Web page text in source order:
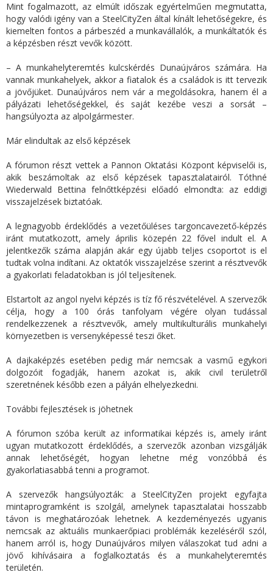
Mint fogalmazott, az elmúlt időszak egyértelműen megmutatta,
hogy valódi igény van a SteelCityZen által kínált lehetőségekre, és
kiemelten fontos a párbeszéd a munkavállalók, a munkáltatók és
a képzésben részt vevők között.
– A munkahelyteremtés kulcskérdés Dunaújváros számára. Ha
vannak munkahelyek, akkor a fiatalok és a családok is itt tervezik
a jövőjüket. Dunaújváros nem vár a megoldásokra, hanem él a
pályázati lehetőségekkel, és saját kezébe veszi a sorsát –
hangsúlyozta az alpolgármester.
Már elindultak az első képzések
A fórumon részt vettek a Pannon Oktatási Központ képviselői is,
akik beszámoltak az első képzések tapasztalatairól. Tóthné
Wiederwald Bettina felnőttképzési előadó elmondta: az eddigi
visszajelzések biztatóak.
A legnagyobb érdeklődés a vezetőüléses targoncavezető-képzés
iránt mutatkozott, amely április közepén 22 fővel indult el. A
jelentkezők száma alapján akár egy újabb teljes csoportot is el
tudtak volna indítani. Az oktatók visszajelzése szerint a résztvevők
a gyakorlati feladatokban is jól teljesítenek.
Elstartolt az angol nyelvi képzés is tíz fő részvételével. A szervezők
célja, hogy a 100 órás tanfolyam végére olyan tudással
rendelkezzenek a résztvevők, amely multikulturális munkahelyi
környezetben is versenyképessé teszi őket.
A dajkaképzés esetében pedig már nemcsak a vasmű egykori
dolgozóit fogadják, hanem azokat is, akik civil területről
szeretnének később ezen a pályán elhelyezkedni.
További fejlesztések is jöhetnek
A fórumon szóba került az informatikai képzés is, amely iránt
ugyan mutatkozott érdeklődés, a szervezők azonban vizsgálják
annak lehetőségét, hogyan lehetne még vonzóbbá és
gyakorlatiasabbá tenni a programot.
A szervezők hangsúlyozták: a SteelCityZen projekt egyfajta
mintaprogramként is szolgál, amelynek tapasztalatai hosszabb
távon is meghatározóak lehetnek. A kezdeményezés ugyanis
nemcsak az aktuális munkaerőpiaci problémák kezeléséről szól,
hanem arról is, hogy Dunaújváros milyen válaszokat tud adni a
jövő kihívásaira a foglalkoztatás és a munkahelyteremtés
területén.